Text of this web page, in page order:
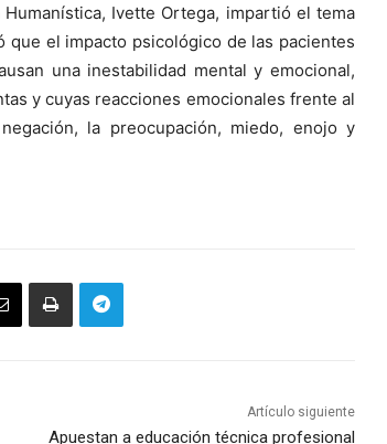
Ivette Ortega, impartió el tema
que el impacto psicológico de las pacientes
una inestabilidad mental y emocional,
y cuyas reacciones emocionales frente al
la preocupación, miedo, enojo y
Artículo siguiente
Apuestan a educación técnica profesional